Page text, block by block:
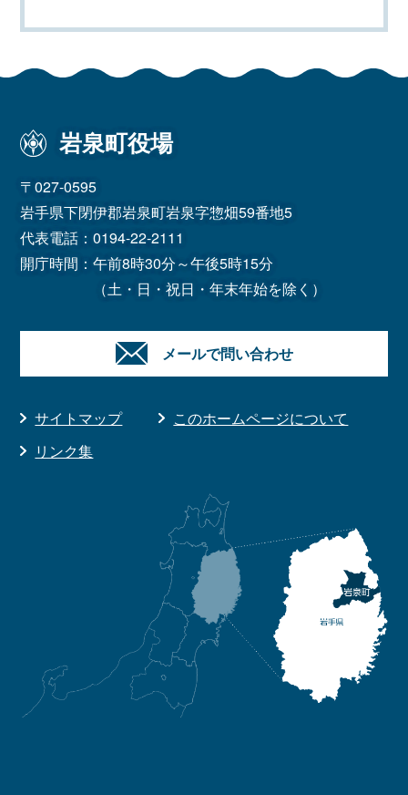
岩泉町役場
〒027-0595
岩手県下閉伊郡岩泉町岩泉字惣畑59番地5
代表電話：0194-22-2111
開庁時間：午前8時30分～午後5時15分
（土・日・祝日・年末年始を除く）
メールで問い合わせ
サイトマップ
このホームページについて
リンク集